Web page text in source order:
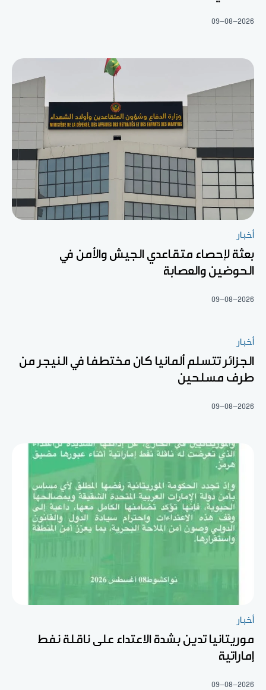
09-08-2026
أخبار
بعثة لإحصاء متقاعدي الجيش والأمن في
الحوضين والعصابة
09-08-2026
أخبار
الجزائر تتسلم ألمانيا كان مختطفا في النيجر من
طرف مسلحين
09-08-2026
أخبار
موريتانيا تدين بشدة الاعتداء على ناقلة نفط
إماراتية
09-08-2026